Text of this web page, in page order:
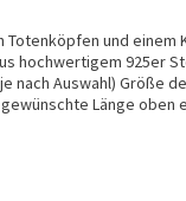
Totenköpfen und einem
hochwertigem 925er
nach Auswahl) Größe
Länge oben